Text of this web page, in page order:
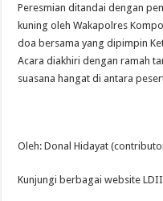
Peresmian ditandai dengan
kuning oleh Wakapolres
doa bersama yang dipimpin
Acara diakhiri dengan ramah
suasana hangat di antara
Oleh: Donal Hidayat
Kunjungi berbagai website LDII